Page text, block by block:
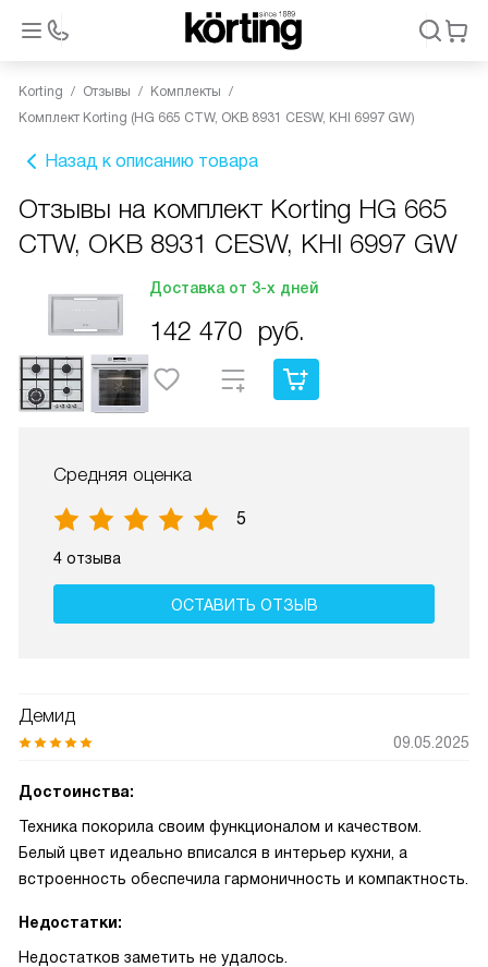
Korting Отзывы
Комплекты
Комплект Korting (HG 665 CTW, OKB 8931 CESW, KHI 6997 GW)
Назад к описанию товара
Отзывы на комплект Korting HG 665
CTW, OKB 8931 CESW, KHI 6997 GW
Доставка от 3-х дней
142 470 руб.
Средняя оценка
5
4 отзыва
ОСТАВИТЬ ОТЗЫВ
Демид
09.05.2025
Достоинства:
Техника покорила своим функционалом и качеством.
Белый цвет идеально вписался в интерьер кухни, а
встроенность обеспечила гармоничность и компактность.
Недостатки:
Недостатков заметить не удалось.